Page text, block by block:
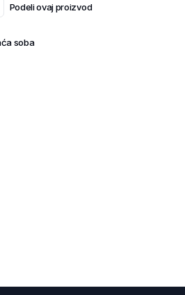
Podeli ovaj proizvod
soba